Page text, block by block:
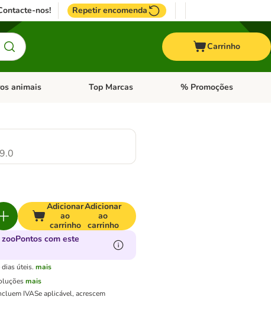
nos! Repetir encomenda
Carrinho
de categoria: Pássaros
animais Abrir menu de categoria: Outros animais
Top Marcas Abrir menu de categoria:
% Promoções
Adicionar
ao
carrinho
Adicionar
ao
carrinho
com este
úteis. mais
mais
IVASe aplicável, acrescem